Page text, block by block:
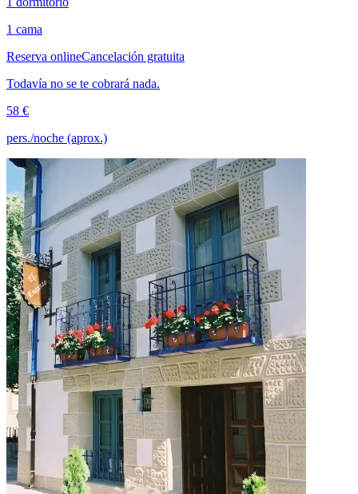
1 cama
Reserva onlineCancelación gratuita
Todavía no se te cobrará nada.
58 €
pers./noche (aprox.)